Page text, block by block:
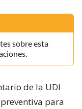
sobre esta
de la UDI
para